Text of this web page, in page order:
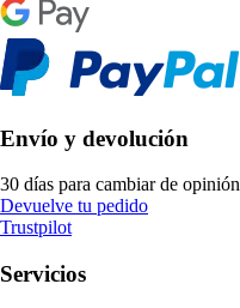
Envío y devolución
30 días para cambiar de opinión
Devuelve tu pedido
Trustpilot
Servicios